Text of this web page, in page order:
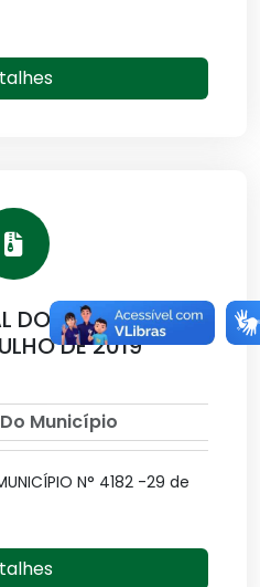
DO MUNICÍPIO N°
DE 2019
Município
N° 4182 -29 de